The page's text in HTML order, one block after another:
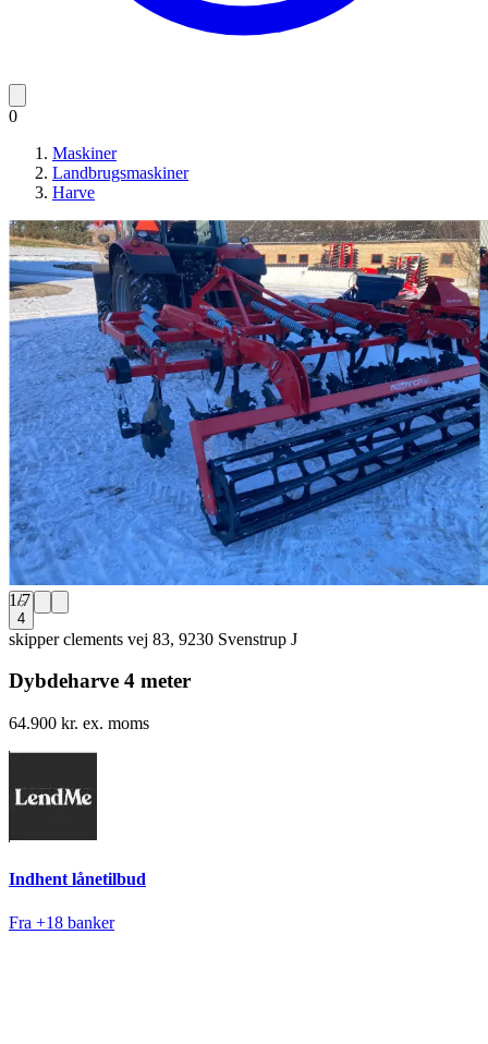
0
Maskiner
Landbrugsmaskiner
Harve
1/7
4
skipper clements vej 83, 9230 Svenstrup J
Dybdeharve 4 meter
64.900 kr. ex. moms
Indhent lånetilbud
Fra +18 banker